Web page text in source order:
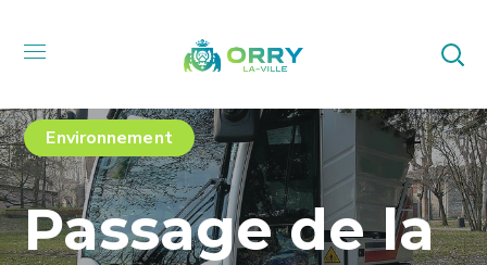
Environnement
Passage de la